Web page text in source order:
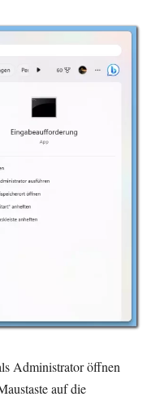
Administrator öffnen
auf die